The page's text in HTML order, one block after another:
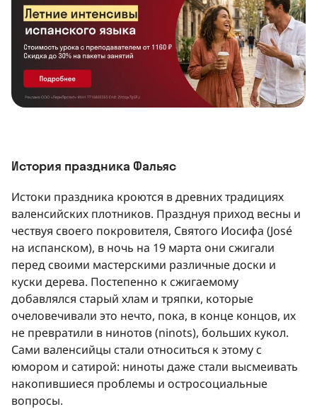
История праздника Фальяс
Истоки праздника кроются в древних традициях
валенсийских плотников. Празднуя приход весны и
чествуя своего покровителя, Святого Иосифа (José
на испанском), в ночь на 19 марта они сжигали
перед своими мастерскими различные доски и
куски дерева. Постепенно к сжигаемому
добавлялся старый хлам и тряпки, которые
очеловечивали это нечто, пока, в конце концов, их
не превратили в нинотов (ninots), больших кукол.
Сами валенсийцы стали относиться к этому с
юмором и сатирой: ниноты даже стали высмеивать
накопившиеся проблемы и остросоциальные
вопросы.